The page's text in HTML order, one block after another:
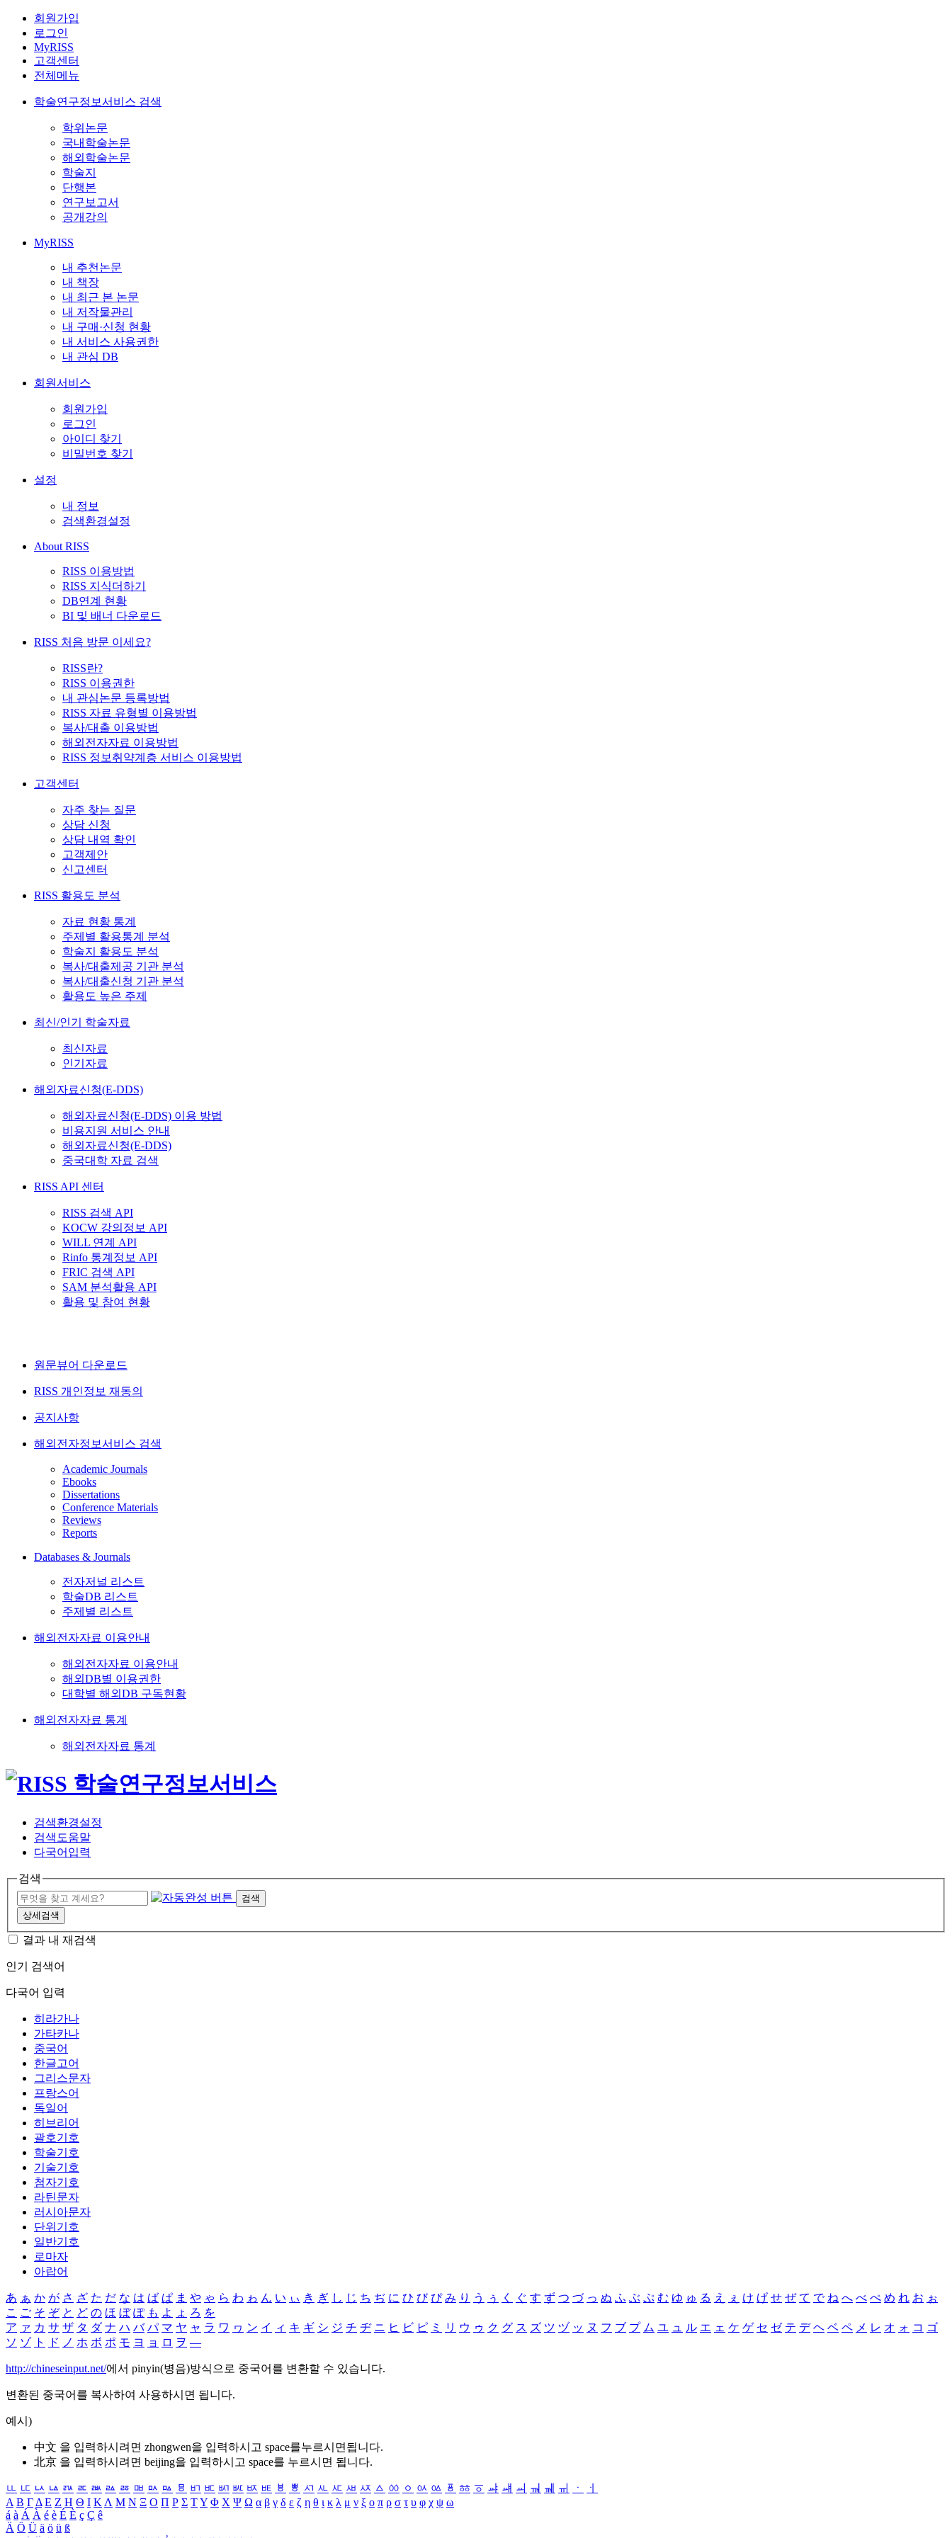
회원가입
로그인
MyRISS
고객센터
전체메뉴
학술연구정보서비스 검색
학위논문
국내학술논문
해외학술논문
학술지
단행본
연구보고서
공개강의
MyRISS
내 추천논문
내 책장
내 최근 본 논문
내 저작물관리
내 구매·신청 현황
내 서비스 사용권한
내 관심 DB
회원서비스
회원가입
로그인
아이디 찾기
비밀번호 찾기
설정
내 정보
검색환경설정
About RISS
RISS 이용방법
RISS 지식더하기
DB연계 현황
BI 및 배너 다운로드
RISS 처음 방문 이세요?
RISS란?
RISS 이용권한
내 관심논문 등록방법
RISS 자료 유형별 이용방법
복사/대출 이용방법
해외전자자료 이용방법
RISS 정보취약계층 서비스 이용방법
고객센터
자주 찾는 질문
상담 신청
상담 내역 확인
고객제안
신고센터
RISS 활용도 분석
자료 현황 통계
주제별 활용통계 분석
학술지 활용도 분석
복사/대출제공 기관 분석
복사/대출신청 기관 분석
활용도 높은 주제
최신/인기 학술자료
최신자료
인기자료
해외자료신청(E-DDS)
해외자료신청(E-DDS) 이용 방법
비용지원 서비스 안내
해외자료신청(E-DDS)
중국대학 자료 검색
RISS API 센터
RISS 검색 API
KOCW 강의정보 API
WILL 연계 API
Rinfo 통계정보 API
FRIC 검색 API
SAM 분석활용 API
활용 및 참여 현황
원문뷰어 다운로드
RISS 개인정보 재동의
공지사항
해외전자정보서비스 검색
Academic Journals
Ebooks
Dissertations
Conference Materials
Reviews
Reports
Databases & Journals
전자저널 리스트
학술DB 리스트
주제별 리스트
해외전자자료 이용안내
해외전자자료 이용안내
해외DB별 이용권한
대학별 해외DB 구독현황
해외전자자료 통계
해외전자자료 통계
검색환경설정
검색도움말
다국어입력
검색
검색
상세검색
결과 내 재검색
인기 검색어
다국어 입력
히라가나
가타카나
중국어
한글고어
그리스문자
프랑스어
독일어
히브리어
괄호기호
학술기호
기술기호
첨자기호
라틴문자
러시아문자
단위기호
일반기호
로마자
아랍어
あ ぁ か が さ ざ た だ な は ば ぱ ま や ゃ ら わ ゎ ん い ぃ き ぎ し じ ち ぢ に ひ び ぴ み り う ぅ く ぐ す ず つ づ っ ぬ ふ ぶ ぷ む ゆ ゅ る え ぇ け げ せ ぜ て で ね へ べ ぺ め れ お ぉ
こ ご そ ぞ と ど の ほ ぼ ぽ も よ ょ ろ を
ア ァ カ サ ザ タ ダ ナ ハ バ パ マ ヤ ャ ラ ワ ヮ ン イ ィ キ ギ シ ジ チ ヂ ニ ヒ ビ ピ ミ リ ウ ゥ ク グ ス ズ ツ ヅ ッ ヌ フ ブ プ ム ユ ュ ル エ ェ ケ ゲ セ ゼ テ デ ヘ ベ ペ メ レ オ ォ コ ゴ
ソ ゾ ト ド ノ ホ ボ ポ モ ヨ ョ ロ ヲ ―
http://chineseinput.net/에서 pinyin(병음)방식으로 중국어를 변환할 수 있습니다.
변환된 중국어를 복사하여 사용하시면 됩니다.
예시)
中文 을 입력하시려면 zhongwen을 입력하시고 space를누르시면됩니다.
北京 을 입력하시려면 beijing을 입력하시고 space를 누르시면 됩니다.
ㅥ ㅦ ㅧ ㅨ ㅩ ㅪ ㅫ ㅬ ㅭ ㅮ ㅯ ㅰ ㅱ ㅲ ㅳ ㅴ ㅵ ㅶ ㅷ ㅸ ㅹ ㅺ ㅻ ㅼ ㅽ ㅾ ㅿ ㆀ ㆁ ㆂ ㆃ ㆄ ㆅ ㆆ ㆇ ㆈ ㆉ ㆊ ㆋ ㆌ ㆍ
ㆎ
Α Β ΓΔ Ε Ζ Η Θ Ι ΚΛ Μ Ν Ξ Ο Π Ρ Σ ΤΥ Φ Χ Ψ Ω α β γ δ ε ζ η θ ι κ λ μ ν ξ ο π ρ σ τ υ φ χ ψ ω
á à Á À é è É È ç Ç ê
Ä Ö Ü ä ö ü ß